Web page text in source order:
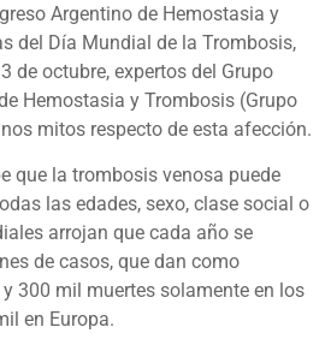
Argentino de Hemostasia y
del Día Mundial de la Trombosis,
de octubre, expertos del Grupo
Hemostasia y Trombosis (Grupo
mitos respecto de esta afección.
que la trombosis venosa puede
las edades, sexo, clase social o
arrojan que cada año se
de casos, que dan como
300 mil muertes solamente en los
en Europa.